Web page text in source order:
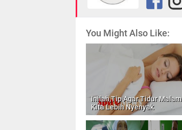
You Might Also Like:
Inilah,Tip Agar Tidur Malam
Kita Lebih Nyenyak